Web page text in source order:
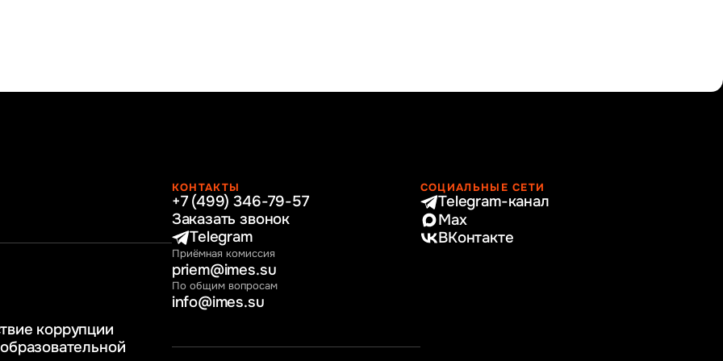
коррупции
КОНТАКТЫ
+7 (499) 346-79-57
Заказать звонок
Telegram
Приёмная комиссия
priem@imes.su
По общим вопросам
info@imes.su
СОЦИАЛЬНЫЕ СЕТИ
Telegram-канал
Max
ВКонтакте